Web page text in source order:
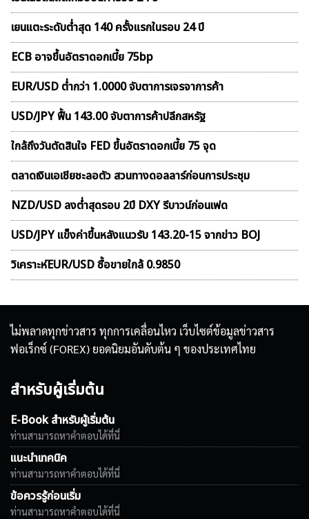
เยนแตะระดับต่ำสุด 140 ครั้งแรกในรอบ 24 ปี
ECB อาจขึ้นอัตราดอกเบี้ย 75bp
EUR/USD ต่ำกว่า 1.0000 จับตาการเจรจาการค้า
USD/JPY ฟื้น 143.00 จับตาการค้าปลีกสหรัฐ
ใกล้ถึงวันตัดสินใจ FED ขึ้นอัตราดอกเบี้ย 75 จุด
ตลาดเงินเอเชียชะลอตัว สวนทางดอลลาร์ก่อนการประชุม
NZD/USD ลงต่ำสุดรอบ 2ปี DXY รีบาวน์ก่อนเฟด
USD/JPY แข็งค่าขึ้นหลังแนวรับ 143.20-15 จากข่าว BOJ
วิเคราะห์EUR/USD ซื้อขายใกล้ 0.9850
ไม่พลาดทุกข่าวสาร ทุกการเคลื่อนไหว เว็บไซต์ข้อมูลข่าวสาร
ฟอเร็กซ์ (FOREX) ยอดนิยมอันดับต้น ๆ ของประเทศไทย
สำหรับผู้เริ่มต้น
E-Book สำหรับผู้เริ่มต้น
ท่านสามารถหาคำตอบได้ที่นี่
แนะนำเทคนิค
ท่านสามารถหาคำตอบได้ที่นี่
ข้อควรรู้ก่อนเริ่ม
ท่านสามารถหาคำตอบได้ที่นี่